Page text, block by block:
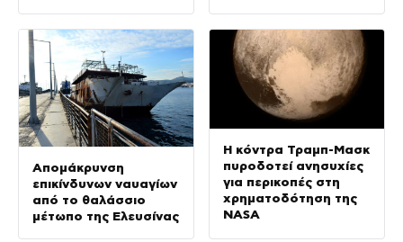
Απομάκρυνση
επικίνδυνων ναυαγίων
από το θαλάσσιο
μέτωπο της Ελευσίνας
Η κόντρα Τραμπ-Μασκ
πυροδοτεί ανησυχίες
για περικοπές στη
χρηματοδότηση της
NASA